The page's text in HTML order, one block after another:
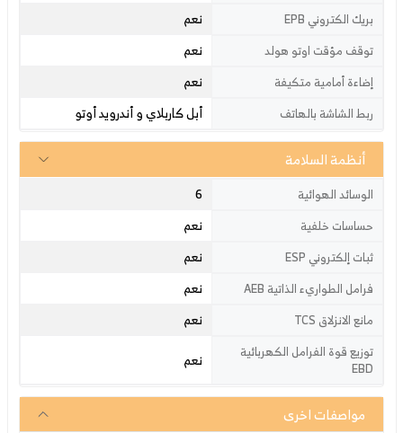
بريك الكتروني EPB نعم
توقف مؤقت اوتو هولد نعم
إضاءة أمامية متكيفة نعم
ربط الشاشة بالهاتف أبل كاربلاي و أندرويد أوتو
أنظمة السلامة
الوسائد الهوائية 6
حساسات خلفية نعم
ثبات إلكتروني ESP نعم
فرامل الطواريء الذاتية AEB نعم
مانع الانزلاق TCS نعم
توزيع قوة الفرامل الكهربائية
EBD
نعم
مواصفات اخرى